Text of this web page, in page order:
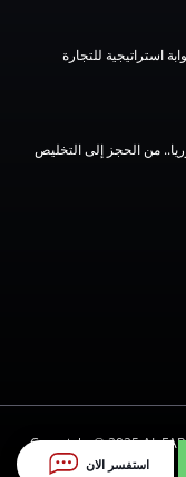
استراتيجية للتجارة
من الحجز إلى التخليص
Copyright ©️ 2025 AL
استفسر الان